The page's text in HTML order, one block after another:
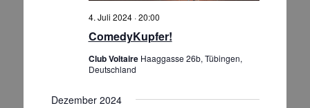
ComedyKupfer!
4. Juli 2024 · 20:00
Club Voltaire Haaggasse 26b, Tübingen,
Deutschland
Dezember 2024